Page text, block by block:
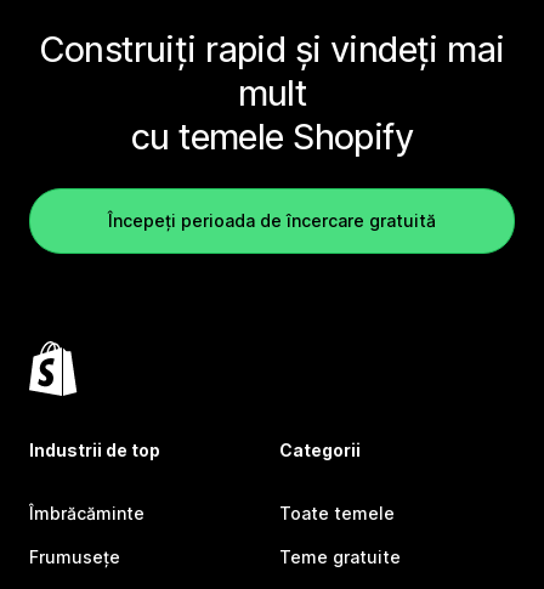
Construiți rapid și vindeți mai
mult
cu temele Shopify
Începeți perioada de încercare gratuită
Industrii de top
Îmbrăcăminte
Frumusețe
Categorii
Toate temele
Teme gratuite